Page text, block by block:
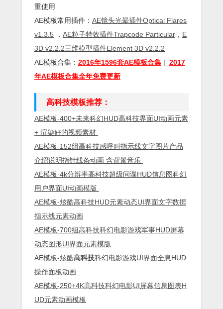
重使用
AE模板常用插件： AE镜头光晕插件Optical Flares
v1.3.5 ， AE粒子特效插件Trapcode Particular ， E
3D v2.2.2三维模型插件Element 3D v2.2.2
AE模板合集： 2016年1596套AE模板合集 | 2017
年AE模板合集全年免费更新
高科技模板推荐：
AE模板-400+未来科幻HUD高科技界面UI动画元素
+ 渲染好的视频素材
AE模板-152组高科技感呼叫指示线文字图片产品
介绍说明指针线条动画 含背景音乐
AE模板-4k分辨率高科技超级间谍HUD信息图科幻
用户界面UI动画模版
AE模板-炫酷高科技HUD元素动态UI界面文字数据
指示线元素动画
AE模板-700组高科技科幻电影游戏军事HUD屏幕
动态图形UI界面元素模版
AE模板-炫酷高科技科幻电影游戏UI界面全息HUD
操作面板动画
AE模板-250+4K高科技科幻电影UI屏幕信息图表H
UD元素动画模板